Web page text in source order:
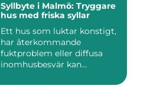
Syllbyte i Malmö: Tryggare
hus med friska syllar
Ett hus som luktar konstigt,
har återkommande
fuktproblem eller diffusa
inomhusbesvär kan...